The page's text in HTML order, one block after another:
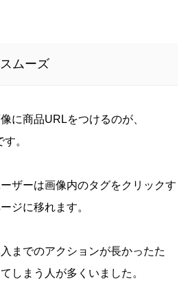
ムーズ
に商品URLをつけるのが、
。
ザーは画像内のタグをクリックす
ジに移れます。
までのアクションが長かったた
しまう人が多くいました。